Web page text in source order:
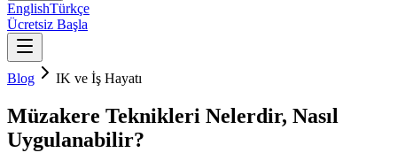
EnglishTürkçe
Ücretsiz Başla
Blog IK ve İş Hayatı
Müzakere Teknikleri Nelerdir, Nasıl
Uygulanabilir?